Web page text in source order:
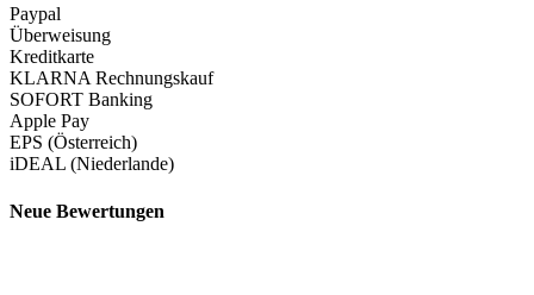
Paypal
Überweisung
Kreditkarte
KLARNA Rechnungskauf
SOFORT Banking
Apple Pay
EPS (Österreich)
iDEAL (Niederlande)
Neue Bewertungen